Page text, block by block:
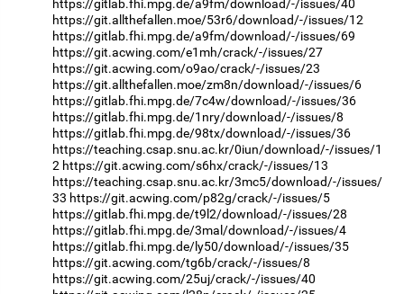
https://gitlab.fhi.mpg.de/a9fm/download/-/issues/40
https://git.allthefallen.moe/53r6/download/-/issues/12
https://gitlab.fhi.mpg.de/a9fm/download/-/issues/69
https://git.acwing.com/e1mh/crack/-/issues/27
https://git.acwing.com/o9ao/crack/-/issues/23
https://git.allthefallen.moe/zm8n/download/-/issues/6
https://gitlab.fhi.mpg.de/7c4w/download/-/issues/36
https://gitlab.fhi.mpg.de/1nry/download/-/issues/8
https://gitlab.fhi.mpg.de/98tx/download/-/issues/36
https://teaching.csap.snu.ac.kr/0iun/download/-/issues/1
2 https://git.acwing.com/s6hx/crack/-/issues/13
https://teaching.csap.snu.ac.kr/3mc5/download/-/issues/
33 https://git.acwing.com/p82g/crack/-/issues/5
https://gitlab.fhi.mpg.de/t9l2/download/-/issues/28
https://gitlab.fhi.mpg.de/3mal/download/-/issues/4
https://gitlab.fhi.mpg.de/ly50/download/-/issues/35
https://git.acwing.com/tg6b/crack/-/issues/8
https://git.acwing.com/25uj/crack/-/issues/40